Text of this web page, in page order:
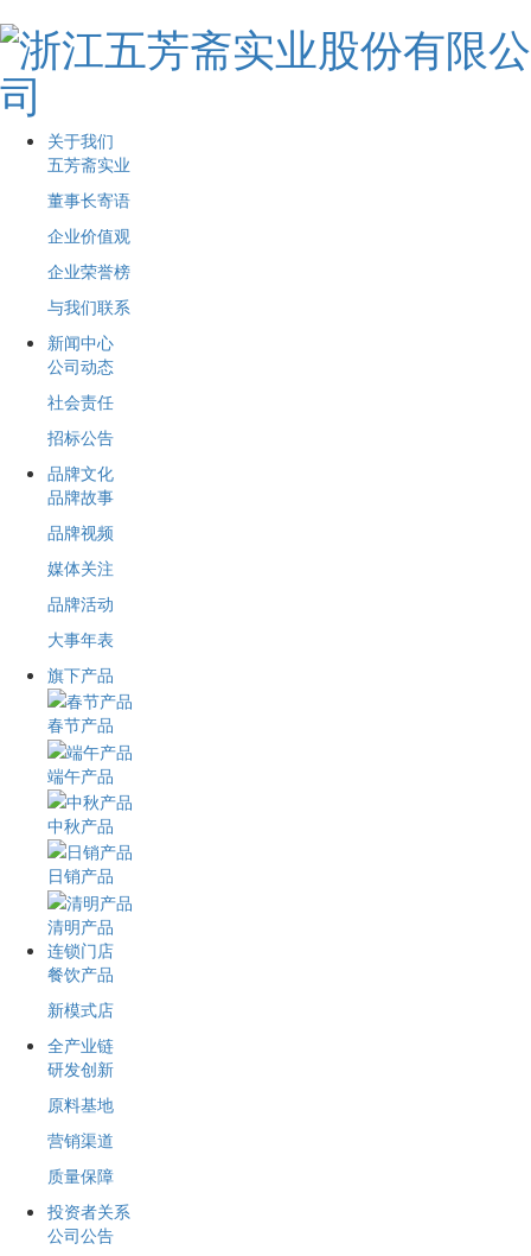
关于我们
五芳斋实业
董事长寄语
企业价值观
企业荣誉榜
与我们联系
新闻中心
公司动态
社会责任
招标公告
品牌文化
品牌故事
品牌视频
媒体关注
品牌活动
大事年表
旗下产品
春节产品
端午产品
中秋产品
日销产品
清明产品
连锁门店
餐饮产品
新模式店
全产业链
研发创新
原料基地
营销渠道
质量保障
投资者关系
公司公告